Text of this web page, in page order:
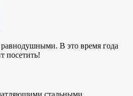
равнодушными. В это время года
посетить!
стальными